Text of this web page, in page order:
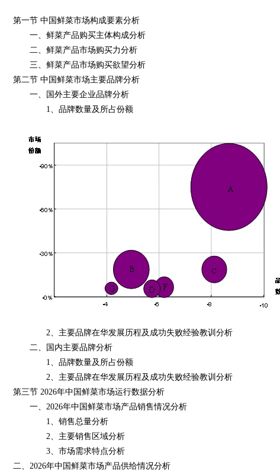
第一节 中国鲜菜市场构成要素分析
一、鲜菜产品购买主体构成分析
二、鲜菜产品市场购买力分析
三、鲜菜产品市场购买欲望分析
第二节 中国鲜菜市场主要品牌分析
一、国外主要企业品牌分析
1、品牌数量及所占份额
2、主要品牌在华发展历程及成功失败经验教训分析
二、国内主要品牌分析
1、品牌数量及所占份额
2、主要品牌在华发展历程及成功失败经验教训分析
第三节 2026年中国鲜菜市场运行数据分析
一、2026年中国鲜菜市场产品销售情况分析
1、销售总量分析
2、主要销售区域分析
3、市场需求特点分析
二、2026年中国鲜菜市场产品供给情况分析